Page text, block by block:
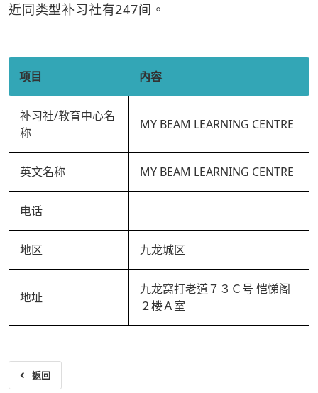
近同类型补习社有247间。
项目 內容
补习社/教育中心名
称
MY BEAM LEARNING CENTRE
英文名称 MY BEAM LEARNING CENTRE
电话
地区 九龙城区
地址
九龙窝打老道７３Ｃ号 恺悌阁
２楼Ａ室
返回